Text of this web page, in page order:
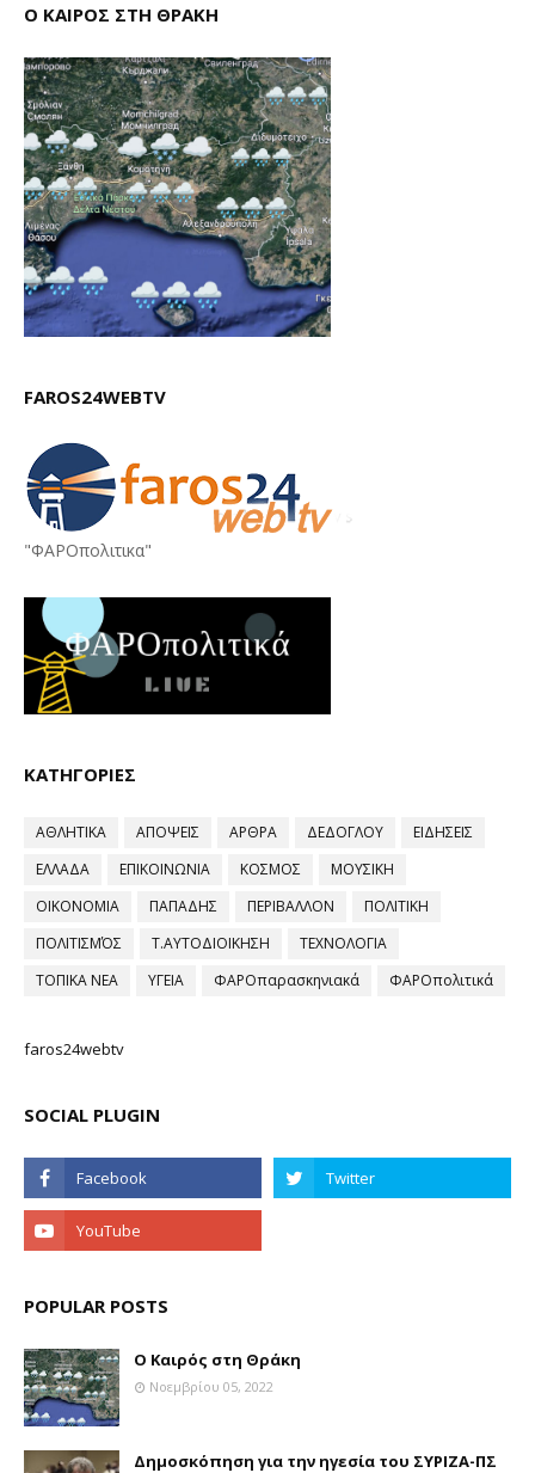
Ο ΚΑΙΡΟΣ ΣΤΗ ΘΡΑΚΗ
FAROS24WEBTV
"ΦΑΡΟπολιτικα"
ΚΑΤΗΓΟΡΙΕΣ
ΑΘΛΗΤΙΚΑ ΑΠΟΨΕΙΣ ΑΡΘΡΑ ΔΕΔΟΓΛΟΥ
ΕΙΔΗΣΕΙΣ
ΕΛΛΑΔΑ
ΕΠΙΚΟΙΝΩΝΙΑ ΚΟΣΜΟΣ
ΜΟΥΣΙΚΗ
ΟΙΚΟΝΟΜΙΑ
ΠΑΠΑΔΗΣ ΠΕΡΙΒΑΛΛΟΝ
ΠΟΛΙΤΙΚΗ
ΠΟΛΙΤΙΣΜΌΣ
Τ.ΑΥΤΟΔΙΟΙΚΗΣΗ
ΤΕΧΝΟΛΟΓΙΑ
ΤΟΠΙΚΑ ΝΕΑ
ΥΓΕΙΑ ΦΑΡΟπαρασκηνιακά ΦΑΡΟπολιτικά
faros24webtv
SOCIAL PLUGIN
POPULAR POSTS
Ο Καιρός στη Θράκη
Νοεμβρίου 05, 2022
Δημοσκόπηση για την ηγεσία του ΣΥΡΙΖΑ-ΠΣ